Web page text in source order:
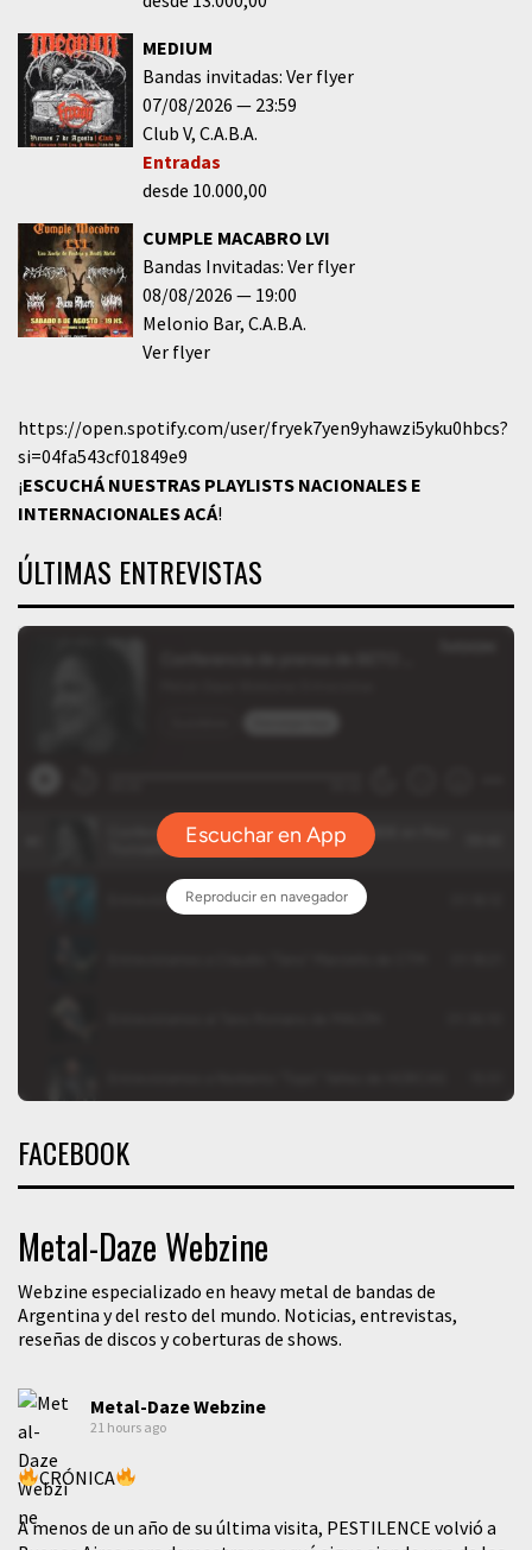
MEDIUM
Bandas invitadas: Ver flyer
07/08/2026
23:59
Club V C.A.B.A.
Entradas
desde 10.000,00
CUMPLE MACABRO LVI
Bandas Invitadas: Ver flyer
08/08/2026
19:00
Melonio Bar C.A.B.A.
Ver flyer
https://open.spotify.com/user/fryek7yen9yhawzi5yku0hbcs?
si=04fa543cf01849e9
¡ESCUCHÁ NUESTRAS PLAYLISTS NACIONALES E
INTERNACIONALESACÁ!
ÚLTIMAS ENTREVISTAS
FACEBOOK
Metal-Daze Webzine
Webzine especializado en heavy metal de bandas de
Argentina y del resto del mundo. Noticias, entrevistas,
reseñas de discos y coberturas de shows.
Metal-Daze Webzine
21 hours ago
CRÓNICA
A menos de un año de su última visita, PESTILENCE volvió a